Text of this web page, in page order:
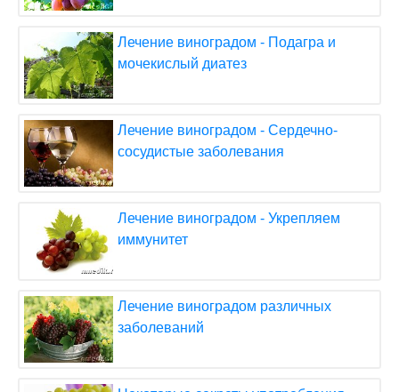
Лечение виноградом - Подагра и
мочекислый диатез
Лечение виноградом - Сердечно-
сосудистые заболевания
Лечение виноградом - Укрепляем
иммунитет
Лечение виноградом различных
заболеваний